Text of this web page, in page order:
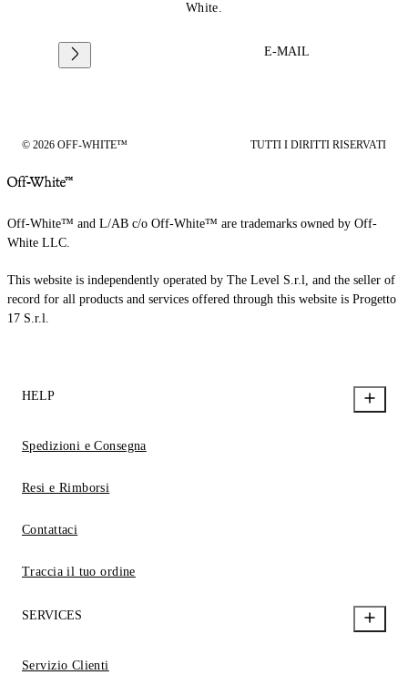
White.
E-MAIL
© 2026 OFF-WHITE™ TUTTI I DIRITTI RISERVATI
Off-White™ and L/AB c/o Off-White™ are trademarks owned by Off-
White LLC.
This website is independently operated by The Level S.r.l, and the seller of
record for all products and services offered through this website is Progetto
17 S.r.l.
HELP
Spedizioni e Consegna
Resi e Rimborsi
Contattaci
Traccia il tuo ordine
SERVICES
Servizio Clienti